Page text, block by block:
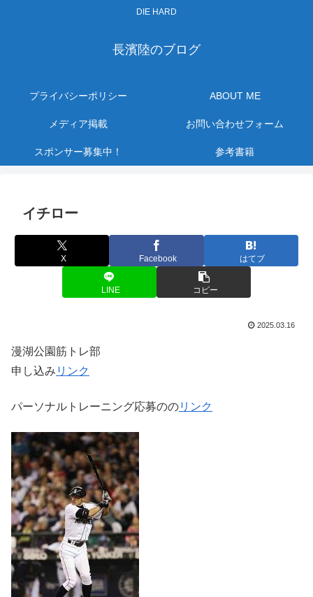
DIE HARD
長濱陸のブログ
プライバシーポリシー ABOUT ME
メディア掲載 お問い合わせフォーム
スポンサー募集中！ 参考書籍
イチロー
X Facebook はてブ
LINE コピー
2025.03.16
漫湖公園筋トレ部
申し込み リンク
パーソナルトレーニング応募ののリンク